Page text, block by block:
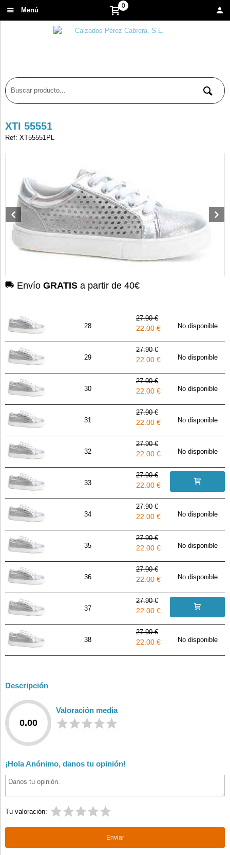
0
XTI 55551
Ref: XT55551PL
Envío GRATIS a partir de 40€
28
27.90 €
22.00 € No disponible
29
27.90 €
22.00 € No disponible
30
27.90 €
22.00 € No disponible
31
27.90 €
22.00 € No disponible
32
27.90 €
22.00 € No disponible
33
27.90 €
22.00 €
34
27.90 €
22.00 € No disponible
35
27.90 €
22.00 € No disponible
36
27.90 €
22.00 € No disponible
37
27.90 €
22.00 €
38
27.90 €
22.00 € No disponible
Descripción
0.00
Valoración media
¡Hola Anónimo, danos tu opinión!
Tu valoración:
Menú